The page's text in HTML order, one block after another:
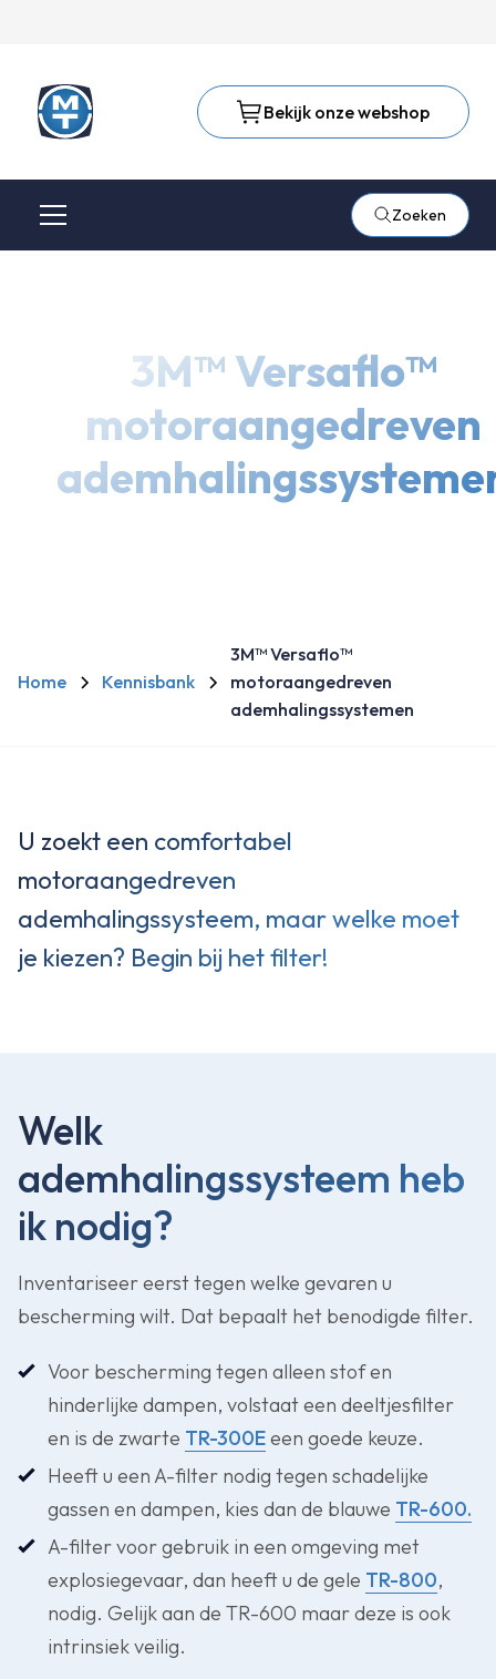
Bekijk onze webshop
Zoeken
3M™ Versaflo™
motoraangedreven
Home Kennisbank
3M™ Versaflo™
motoraangedreven
ademhalingssystemen
U zoekt een comfortabel
motoraangedreven
ademhalingssysteem, maar welke moet
je kiezen? Begin bij het filter!
Welk
ademhalingssysteem heb
ik nodig?
Inventariseer eerst tegen welke gevaren u
bescherming wilt. Dat bepaalt het benodigde filter.
Voor bescherming tegen alleen stof en
hinderlijke dampen, volstaat een deeltjesfilter
en is de zwarte TR-300Eeen goede keuze.
Heeft u een A-filter nodig tegen schadelijke
gassen en dampen, kies dan de blauwe TR-600.
A-filter voor gebruik in een omgeving met
explosiegevaar, dan heeft u de gele TR-800,
nodig. Gelijk aan de TR-600 maar deze is ook
intrinsiek veilig.